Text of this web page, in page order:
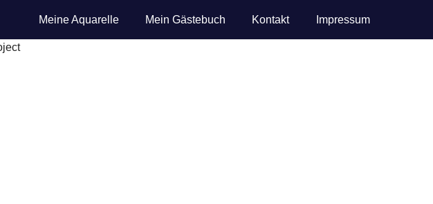
Meine Aquarelle Mein Gästebuch Kontakt Impressum